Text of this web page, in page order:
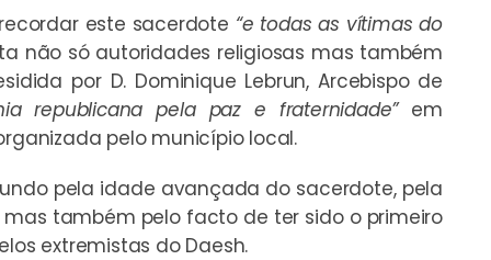
este sacerdote “e todas as vítimas do
não só autoridades religiosas mas também
por D. Dominique Lebrun, Arcebispo de
republicana pela paz e fraternidade”em
pelo município local.
pela idade avançada do sacerdote, pela
também pelo facto de ter sido o primeiro
extremistas do Daesh.